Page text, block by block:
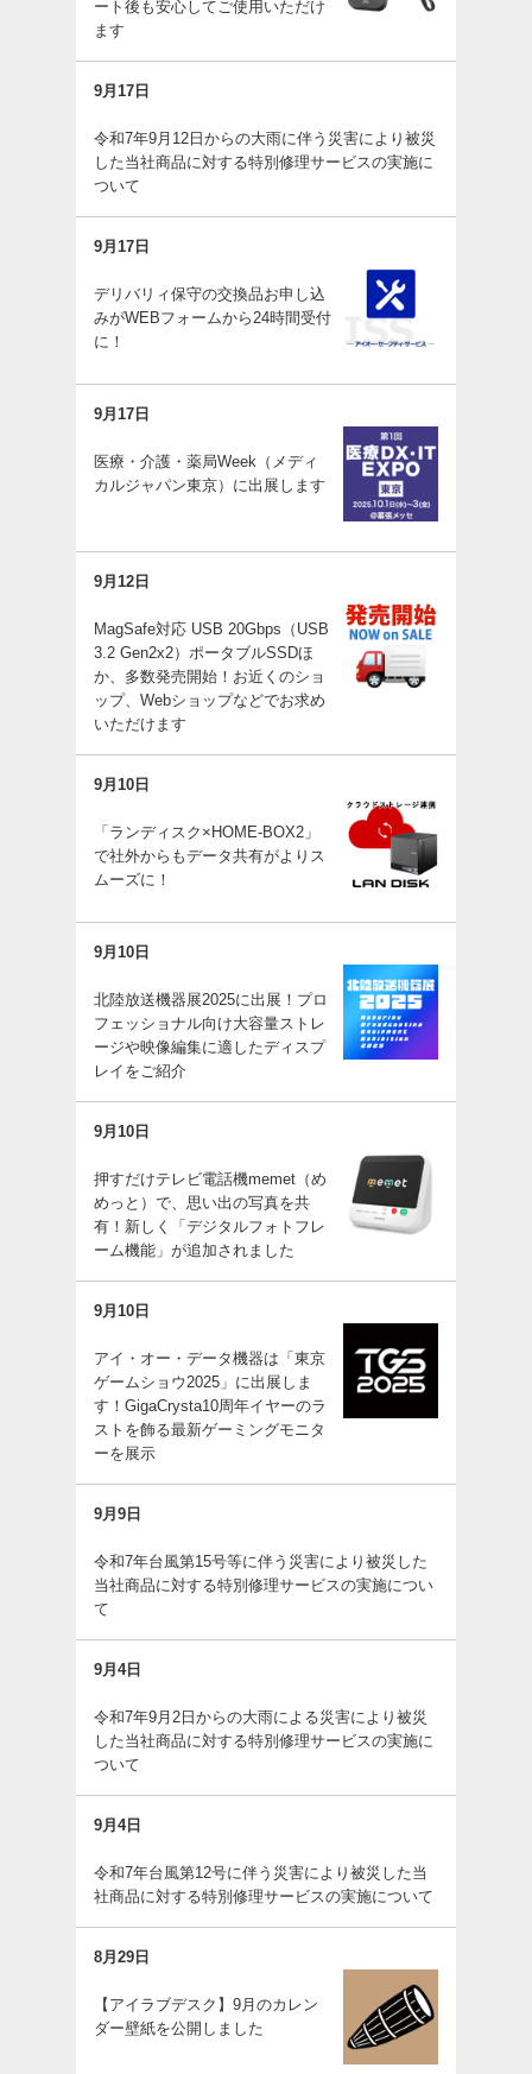
ート後も安心してご使用いただけ
ます
9月17日
令和7年9月12日からの大雨に伴う災害により被災
した当社商品に対する特別修理サービスの実施に
ついて
9月17日
デリバリィ保守の交換品お申し込
みがWEBフォームから24時間受付
に！
9月17日
医療・介護・薬局Week（メディ
カルジャパン東京）に出展します
9月12日
MagSafe対応 USB 20Gbps（USB
3.2 Gen2x2）ポータブルSSDほ
か、多数発売開始！お近くのショ
ップ、Webショップなどでお求め
いただけます
9月10日
「ランディスク×HOME-BOX2」
で社外からもデータ共有がよりス
ムーズに！
9月10日
北陸放送機器展2025に出展！プロ
フェッショナル向け大容量ストレ
ージや映像編集に適したディスプ
レイをご紹介
9月10日
押すだけテレビ電話機memet（め
めっと）で、思い出の写真を共
有！新しく「デジタルフォトフレ
ーム機能」が追加されました
9月10日
アイ・オー・データ機器は「東京
ゲームショウ2025」に出展しま
す！GigaCrysta10周年イヤーのラ
ストを飾る最新ゲーミングモニタ
ーを展示
9月9日
令和7年台風第15号等に伴う災害により被災した
当社商品に対する特別修理サービスの実施につい
て
9月4日
令和7年9月2日からの大雨による災害により被災
した当社商品に対する特別修理サービスの実施に
ついて
9月4日
令和7年台風第12号に伴う災害により被災した当
社商品に対する特別修理サービスの実施について
8月29日
【アイラブデスク】9月のカレン
ダー壁紙を公開しました